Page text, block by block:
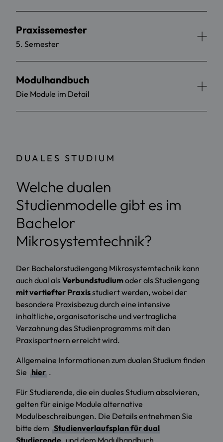
Praxissemester
5. Semester
Modulhandbuch
Die Module im Detail
DUALES STUDIUM
Welche dualen
Studienmodelle gibt es im
Bachelor
Mikrosystemtechnik?
Der Bachelorstudiengang Mikrosystemtechnik kann
auch dual alsVerbundstudiumoder als Studiengang
mit vertiefter Praxisstudiert werden, wobei der
besondere Praxisbezug durch eine intensive
inhaltliche, organisatorische und vertragliche
Verzahnung des Studienprogramms mit den
Praxispartnern erreicht wird.
Allgemeine Informationen zum dualen Studium finden
Sie hier .
Für Studierende, die ein duales Studium absolvieren,
gelten für einige Module alternative
Modulbeschreibungen. Die Details entnehmen Sie
bitte dem Studienverlaufsplan für dual
Studierende und dem Modulhandbuch.